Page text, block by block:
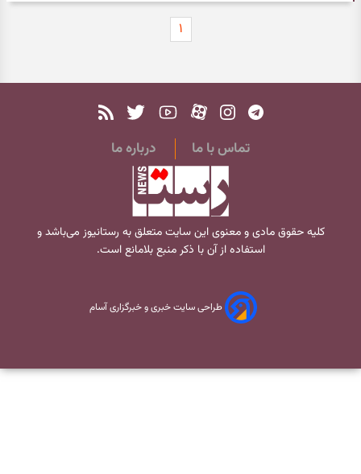
۱
تماس با ما درباره ما
کلیه حقوق مادی و معنوی این سایت متعلق به رستانیوز می‌باشد و
استفاده از آن با ذکر منبع بلامانع است.
طراحی سایت خبری و خبرگزاری آسام